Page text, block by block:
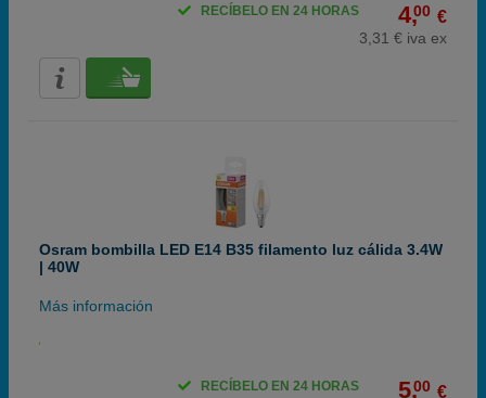
4,00 €
3,31 € iva ex
RECÍBELO EN 24 HORAS
Osram bombilla LED E14 B35 filamento luz cálida 3.4W
| 40W
Más información
5,00 €
RECÍBELO EN 24 HORAS